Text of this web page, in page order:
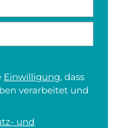
Einwilligung, dass
verarbeitet und
und